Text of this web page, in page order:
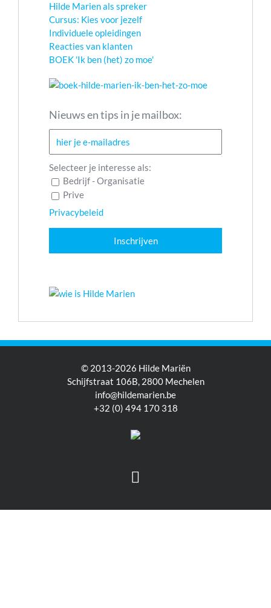
Hilde Marien als spreker
Cursus: Kies voor jezelf
Individuele opleidingen
Reacties van klanten
BOEK 'Ik ben (het) zo moe'
Nieuws en tips in je mailbox:
Selecteer je interesse als:
Bedrijf - Organisatie
Prive
Privacybeleid
© 2013-2026 Hilde Mariën
Schijfstraat 106B, 2800 Mechelen
info@hildemarien.be
+32 (0) 494 170 318